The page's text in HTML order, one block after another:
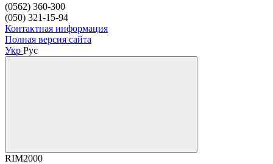
(0562) 360-300
(050) 321-15-94
Контактная информация
Полная версия сайта
Укр Рус
RIM2000